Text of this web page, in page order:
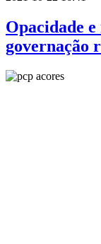
Opacidade
governação